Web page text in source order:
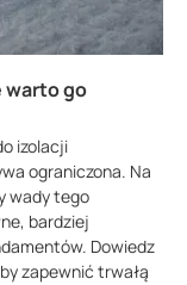
warto go
izolacji
ograniczona. Na
wady tego
bardziej
Dowiedz
zapewnić trwałą